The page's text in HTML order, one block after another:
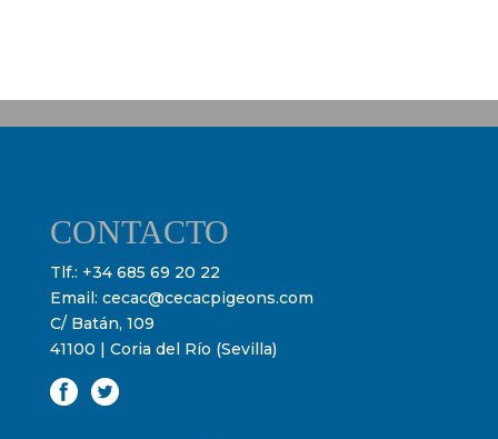
CONTACTO
Tlf.: +34 685 69 20 22
Email: cecac@cecacpigeons.com
C/ Batán, 109
41100 | Coria del Río (Sevilla)